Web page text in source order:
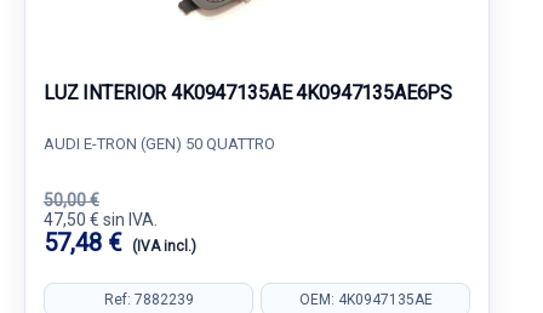
LUZ INTERIOR 4K0947135AE 4K0947135AE6PS
AUDI E-TRON (GEN) 50 QUATTRO
50,00 €
47,50 € sin IVA.
57,48 € (IVA incl.)
Ref: 7882239 OEM: 4K0947135AE